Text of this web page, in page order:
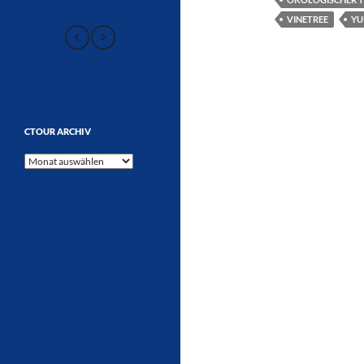
VINETREE
CTOUR ARCHIV
CTOUR